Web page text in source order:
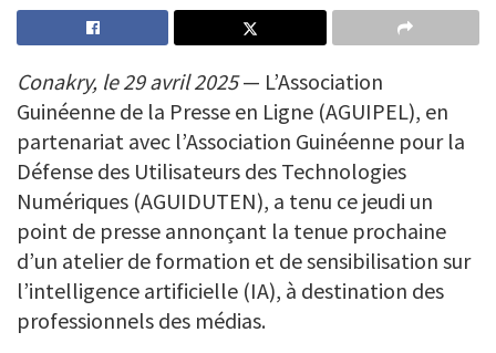
Conakry, le 29 avril 2025— L’Association
Guinéenne de la Presse en Ligne (AGUIPEL), en
partenariat avec l’Association Guinéenne pour la
Défense des Utilisateurs des Technologies
Numériques (AGUIDUTEN), a tenu ce jeudi un
point de presse annonçant la tenue prochaine
d’un atelier de formation et de sensibilisation sur
l’intelligence artificielle (IA), à destination des
professionnels des médias.